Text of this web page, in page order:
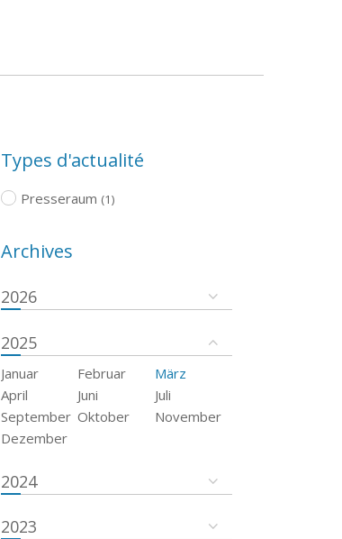
Types d'actualité
Presseraum (1)
Archives
2026
2025
Januar Februar
März
April
Juni
Juli
September Oktober
November
Dezember
2024
2023